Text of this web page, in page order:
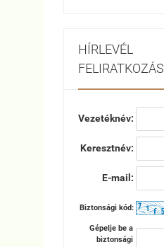
HÍRLEVÉL
FELIRATKOZÁS
Vezetéknév:
Keresztnév:
E-mail:
Biztonsági kód:
Gépelje be a
biztonsági